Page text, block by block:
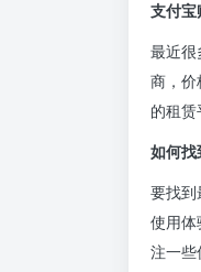
支付宝
最近很
商，价
的租赁
如何找
要找到
使用体
注一些